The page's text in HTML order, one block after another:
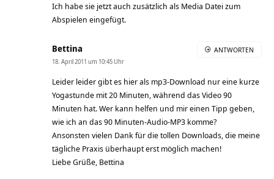
Ich habe sie jetzt auch zusätzlich als Media Datei zum
Abspielen eingefügt.
Bettina
18. April 2011 um 10:45 Uhr
Leider leider gibt es hier als mp3-Download nur eine kurze
Yogastunde mit 20 Minuten, während das Video 90
Minuten hat. Wer kann helfen und mir einen Tipp geben,
wie ich an das 90 Minuten-Audio-MP3 komme?
Ansonsten vielen Dank für die tollen Downloads, die meine
tägliche Praxis überhaupt erst möglich machen!
Liebe Grüße, Bettina
ANTWORTEN